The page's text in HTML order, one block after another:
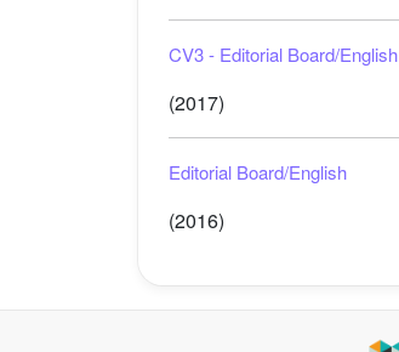
CV3 - Editorial Board/English
(2017)
Editorial Board/English
(2016)